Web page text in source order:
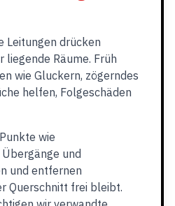
Leitungen drücken
liegende Räume. Früh
wie Gluckern, zögerndes
helfen, Folgeschäden
wie
und
und entfernen
Querschnitt frei bleibt.